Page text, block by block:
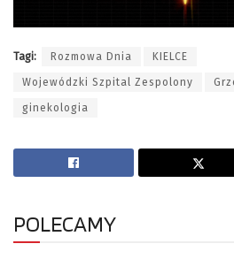
Tagi: Rozmowa Dnia KIELCE
Wojewódzki Szpital Zespolony
ginekologia
POLECAMY